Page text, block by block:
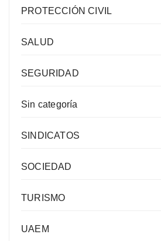
PROTECCIÓN CIVIL
SALUD
SEGURIDAD
Sin categoría
SINDICATOS
SOCIEDAD
TURISMO
UAEM